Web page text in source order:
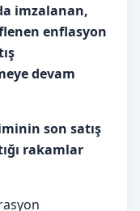
imzalanan,
enflasyon
devam
son satış
rakamlar